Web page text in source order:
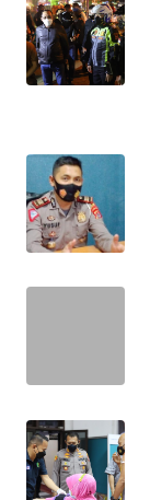
LANGKAT
WN
TAPANULI
WN
TANJUNG
LESUNG
SIMALUNGUN
WN
LABUHANBATU